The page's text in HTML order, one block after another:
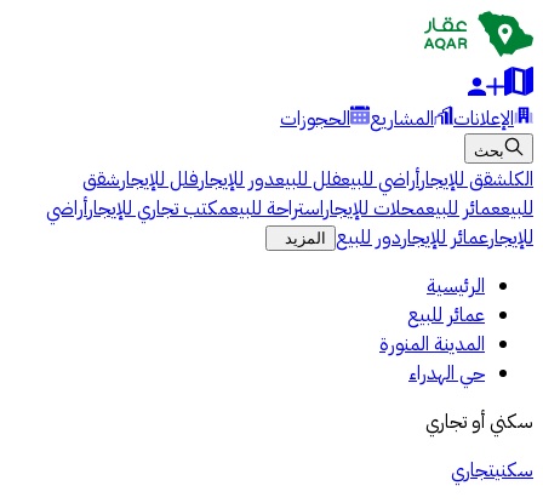
الإعلانات المشاريع الحجوزات
بحث
الكلشقق للإيجارأراضي للبيعفلل للبيعدور للإيجارفلل للإيجارشقق
للبيععمائر للبيعمحلات للإيجاراستراحة للبيعمكتب تجاري للإيجارأراضي
للإيجارعمائر للإيجاردور للبيع المزيد
الرئيسية
عمائر للبيع
المدينة المنورة
حي الهدراء
سكني أو تجاري
سكنيتجاري